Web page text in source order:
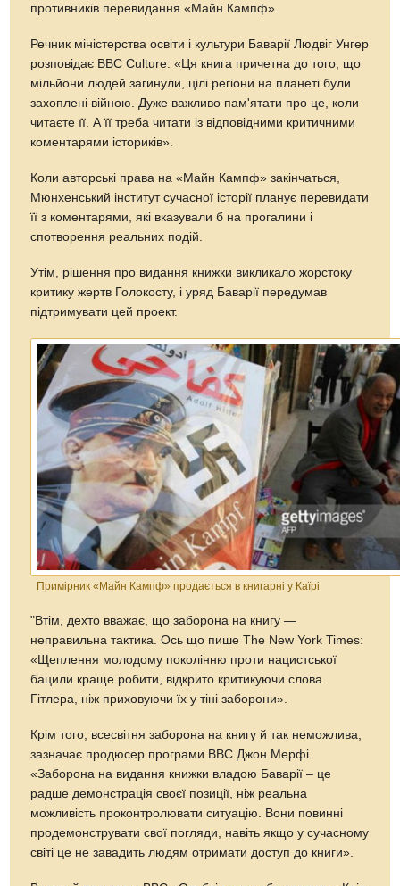
противників перевидання «Майн Кампф».
Речник міністерства освіти і культури Баварії Людвіг Унгер
розповідає BBC Culture: «Ця книга причетна до того, що
мільйони людей загинули, цілі регіони на планеті були
захоплені війною. Дуже важливо пам'ятати про це, коли
читаєте її. А її треба читати із відповідними критичними
коментарями істориків».
Коли авторські права на «Майн Кампф» закінчаться,
Мюнхенський інститут сучасної історії планує перевидати
її з коментарями, які вказували б на прогалини і
спотворення реальних подій.
Утім, рішення про видання книжки викликало жорстоку
критику жертв Голокосту, і уряд Баварії передумав
підтримувати цей проект.
Примірник «Майн Кампф» продається в книгарні у Каїрі
"Втім, дехто вважає, що заборона на книгу —
неправильна тактика. Ось що пише The New York Times:
«Щеплення молодому поколінню проти нацистської
бацили краще робити, відкрито критикуючи слова
Гітлера, ніж приховуючи їх у тіні заборони».
Крім того, всесвітня заборона на книгу й так неможлива,
зазначає продюсер програми BBC Джон Мерфі.
«Заборона на видання книжки владою Баварії – це
радше демонстрація своєї позиції, ніж реальна
можливість проконтролювати ситуацію. Вони повинні
продемонструвати свої погляди, навіть якщо у сучасному
світі це не завадить людям отримати доступ до книги».